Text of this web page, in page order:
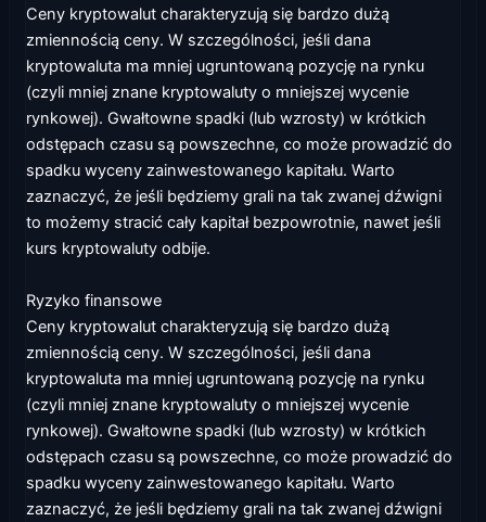
Ceny kryptowalut charakteryzują się bardzo dużą
zmiennością ceny. W szczególności, jeśli dana
kryptowaluta ma mniej ugruntowaną pozycję na rynku
(czyli mniej znane kryptowaluty o mniejszej wycenie
rynkowej). Gwałtowne spadki (lub wzrosty) w krótkich
odstępach czasu są powszechne, co może prowadzić do
spadku wyceny zainwestowanego kapitału. Warto
zaznaczyć, że jeśli będziemy grali na tak zwanej dźwigni
to możemy stracić cały kapitał bezpowrotnie, nawet jeśli
kurs kryptowaluty odbije.
Ryzyko finansowe
Ceny kryptowalut charakteryzują się bardzo dużą
zmiennością ceny. W szczególności, jeśli dana
kryptowaluta ma mniej ugruntowaną pozycję na rynku
(czyli mniej znane kryptowaluty o mniejszej wycenie
rynkowej). Gwałtowne spadki (lub wzrosty) w krótkich
odstępach czasu są powszechne, co może prowadzić do
spadku wyceny zainwestowanego kapitału. Warto
zaznaczyć, że jeśli będziemy grali na tak zwanej dźwigni